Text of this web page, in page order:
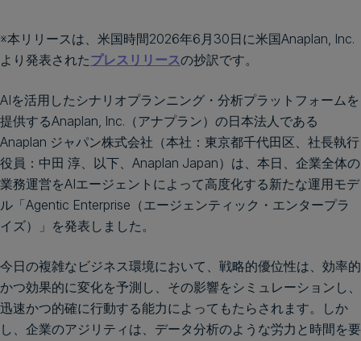
※本リリースは、米国時間2026年6月30日に米国Anaplan, Inc.
より発表されたプレスリリースの抄訳です。
AIを活用したシナリオプランニング・分析プラットフォームを
提供するAnaplan, Inc.（アナプラン）の日本法人である
Anaplan ジャパン株式会社（本社：東京都千代田区、社長執行
役員：中田 淳、以下、Anaplan Japan）は、本日、企業全体の
業務運営をAIエージェントによって高度化する新たな運用モデ
ル「Agentic Enterprise（エージェンティック・エンタープラ
イズ）」を発表しました。
今日の複雑なビジネス環境において、戦略的優位性は、効率的
かつ効果的に変化を予測し、その影響をシミュレーションし、
迅速かつ的確に行動する能力によってもたらされます。しか
し、企業のアジリティは、データ分析のような労力と時間を要